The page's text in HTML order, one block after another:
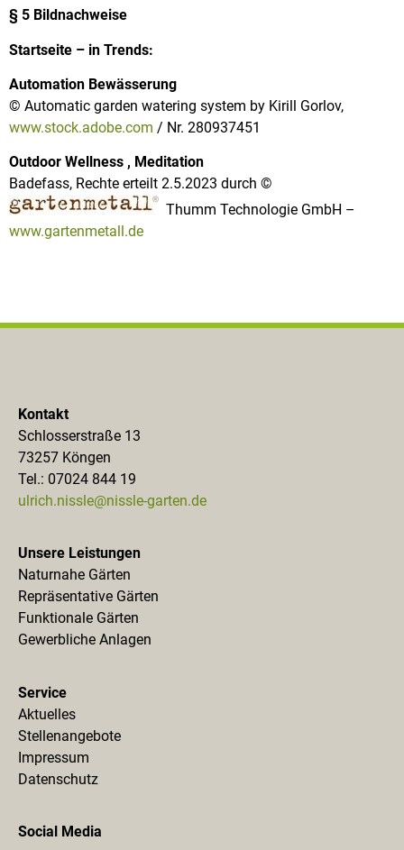
§ 5 Bildnachweise
Startseite – in Trends:
Automation Bewässerung
© Automatic garden watering system by Kirill Gorlov,
www.stock.adobe.com / Nr. 280937451
Outdoor Wellness , Meditation
Badefass, Rechte erteilt 2.5.2023 durch ©
Thumm Technologie GmbH –
www.gartenmetall.de
Kontakt
Schlosserstraße 13
73257 Köngen
Tel.: 07024 844 19
ulrich.nissle@nissle-garten.de
Unsere Leistungen
Naturnahe Gärten
Repräsentative Gärten
Funktionale Gärten
Gewerbliche Anlagen
Service
Aktuelles
Stellenangebote
Impressum
Datenschutz
Social Media